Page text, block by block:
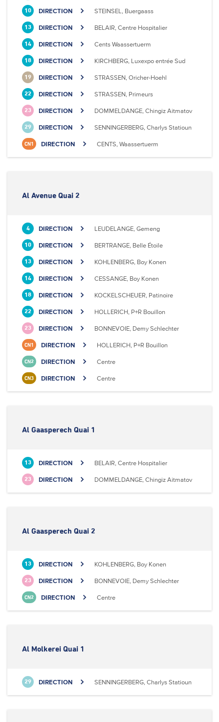
10 DIRECTION STEINSEL, Buergaass
13 DIRECTION BELAIR, Centre Hospitalier
14 DIRECTION Cents Waassertuerm
18 DIRECTION KIRCHBERG, Luxexpo entrée Sud
19 DIRECTION STRASSEN, Oricher-Hoehl
22 DIRECTION STRASSEN, Primeurs
23 DIRECTION DOMMELDANGE, Chingiz Aitmatov
29 DIRECTION SENNINGERBERG, Charlys Statioun
CN1 DIRECTION CENTS, Waassertuerm
Al Avenue Quai 2
4 DIRECTION LEUDELANGE, Gemeng
10 DIRECTION BERTRANGE, Belle Étoile
13 DIRECTION KOHLENBERG, Boy Konen
14 DIRECTION CESSANGE, Boy Konen
18 DIRECTION KOCKELSCHEUER, Patinoire
22 DIRECTION HOLLERICH, P+R Bouillon
23 DIRECTION BONNEVOIE, Demy Schlechter
CN1 DIRECTION HOLLERICH, P+R Bouillon
CN2 DIRECTION Centre
CN3 DIRECTION Centre
Al Gaasperech Quai 1
13 DIRECTION BELAIR, Centre Hospitalier
23 DIRECTION DOMMELDANGE, Chingiz Aitmatov
Al Gaasperech Quai 2
13 DIRECTION KOHLENBERG, Boy Konen
23 DIRECTION BONNEVOIE, Demy Schlechter
CN2 DIRECTION Centre
Al Molkerei Quai 1
29 DIRECTION SENNINGERBERG, Charlys Statioun